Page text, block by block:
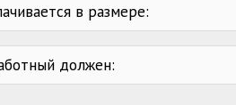
в размере:
процентов
должен: